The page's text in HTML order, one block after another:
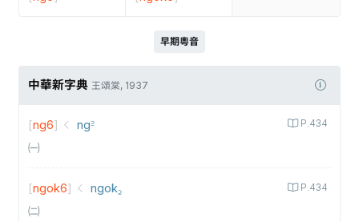
早期粵音
中華新字典 王頌棠, 1937
P.434
[ng6] ng꜅
㈠
P.434
[ngok6] ngok꜇
㈡